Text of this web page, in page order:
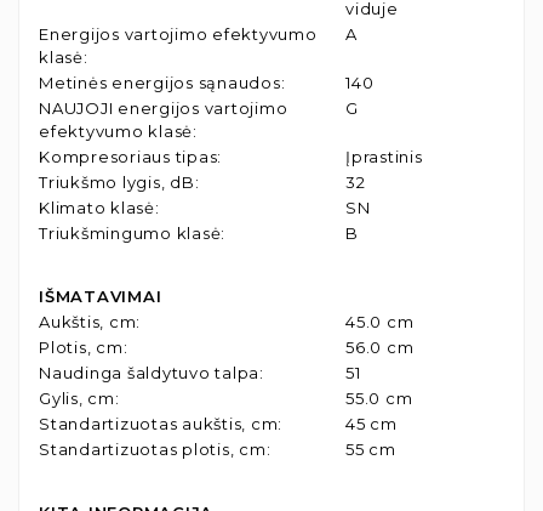
viduje
Energijos vartojimo efektyvumo
klasė:
A
Metinės energijos sąnaudos:
140
NAUJOJI energijos vartojimo
efektyvumo klasė:
G
Kompresoriaus tipas:
Įprastinis
Triukšmo lygis, dB:
32
Klimato klasė:
SN
Triukšmingumo klasė: B
IŠMATAVIMAI
Aukštis, cm:
45.0 cm
Plotis, cm:
56.0 cm
Naudinga šaldytuvo talpa:
51
Gylis, cm:
55.0 cm
Standartizuotas aukštis, cm:
45 cm
Standartizuotas plotis, cm: 55 cm